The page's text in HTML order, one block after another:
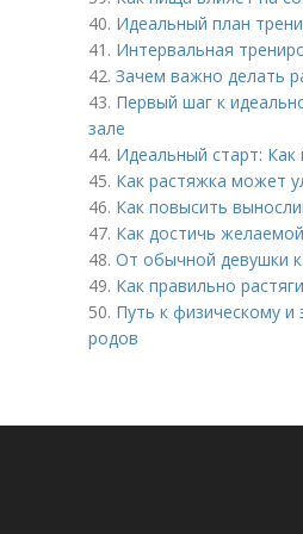
40. Идеальный план
41. Интервальная
42. Зачем важно делать
43. Первый шаг к
зале
44. Идеальный старт:
45. Как растяжка может
46. Как повысить
47. Как достичь
48. От обычной девушки
49. Как правильно
50. Путь к физическому
родов